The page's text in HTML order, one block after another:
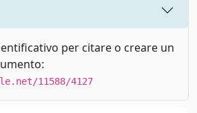
per citare o creare un
11588/4127